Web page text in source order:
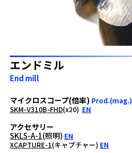
エンドミル
End mill
マイクロスコープ(倍率) Prod.(mag.)
SKM-V310B-FHD(x20) EN
アクセサリー
SKLS-A-1(照明) EN
XCAPTURE-1(キャプチャー) EN